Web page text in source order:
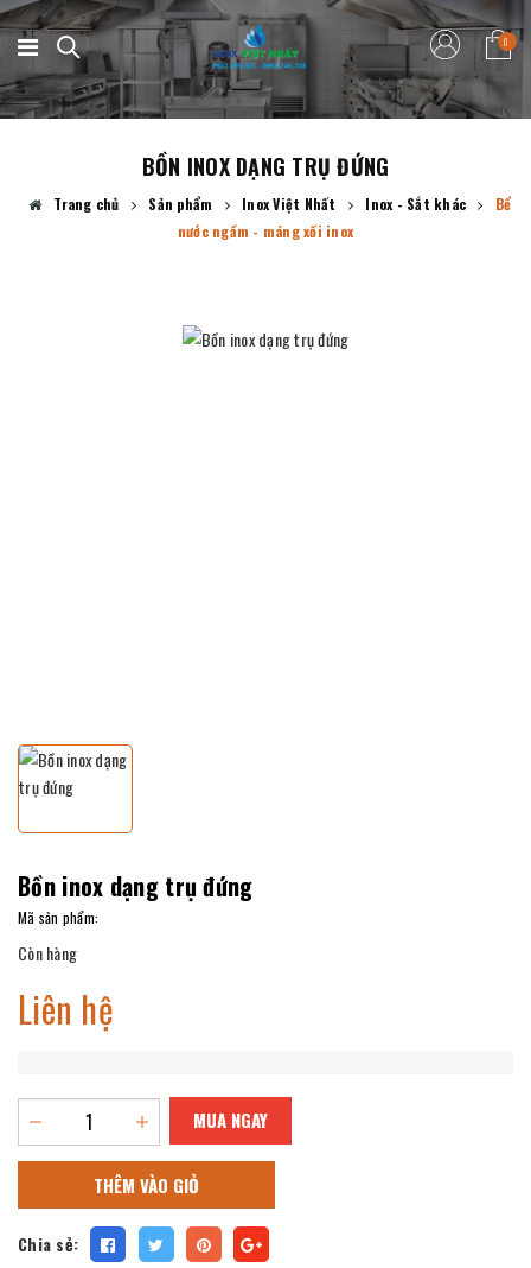
0
BỒN INOX DẠNG TRỤ ĐỨNG
Trang chủ Sản phẩm Inox Việt Nhất Inox - Sắt khác
Bể
nước ngầm - máng xối inox
Bồn inox dạng trụ đứng
Mã sản phẩm:
Còn hàng
Liên hệ
MUA NGAY
THÊM VÀO GIỎ
Chia sẻ: